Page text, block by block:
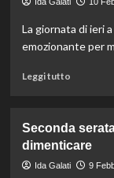
i
le
da
ricordare
La giornata di ieri
emozionante per
Leggi tuttoLeggi
Sanremo
2017:
la
Seconda
dimenticare
Ida Galati 9